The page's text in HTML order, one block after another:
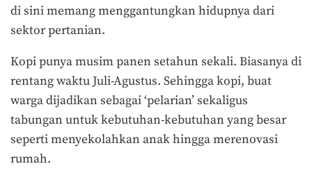
di sini memang menggantungkan hidupnya dari
sektor pertanian.
Kopi punya musim panen setahun sekali. Biasanya di
rentang waktu Juli-Agustus. Sehingga kopi, buat
warga dijadikan sebagai ‘pelarian’ sekaligus
tabungan untuk kebutuhan-kebutuhan yang besar
seperti menyekolahkan anak hingga merenovasi
rumah.